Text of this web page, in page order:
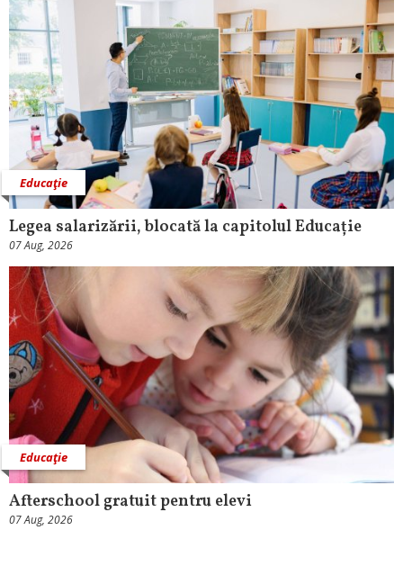
Educaţie
Legea salarizării, blocată la capitolul Educație
07 Aug, 2026
Educaţie
Afterschool gratuit pentru elevi
07 Aug, 2026